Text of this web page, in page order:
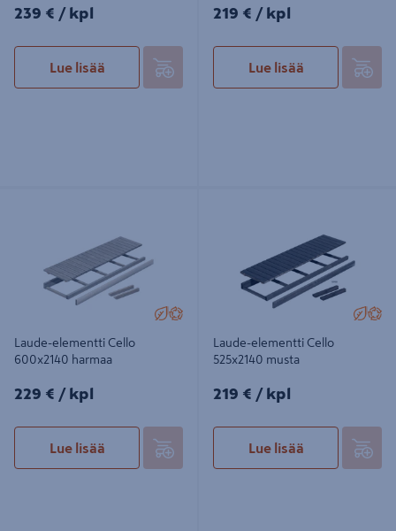
239€/kpl
239 € / kpl
Lue lisää
219€/kpl
219 € / kpl
Lue lisää
Laude-elementti Cello
600x2140 harmaa
229€/kpl
229 € / kpl
Lue lisää
Laude-elementti Cello
525x2140 musta
219€/kpl
219 € / kpl
Lue lisää